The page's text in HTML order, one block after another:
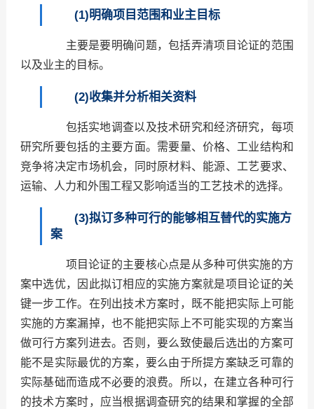
(1)明确项目范围和业主目标
主要是要明确问题，包括弄清项目论证的范围
以及业主的目标。
(2)收集并分析相关资料
包括实地调查以及技术研究和经济研究，每项
研究所要包括的主要方面。需要量、价格、工业结构和
竞争将决定市场机会，同时原材料、能源、工艺要求、
运输、人力和外围工程又影响适当的工艺技术的选择。
(3)拟订多种可行的能够相互替代的实施方
案
项目论证的主要核心点是从多种可供实施的方
案中选优，因此拟订相应的实施方案就是项目论证的关
键一步工作。在列出技术方案时，既不能把实际上可能
实施的方案漏掉，也不能把实际上不可能实现的方案当
做可行方案列进去。否则，要么致使最后选出的方案可
能不是实际最优的方案，要么由于所提方案缺乏可靠的
实际基础而造成不必要的浪费。所以，在建立各种可行
的技术方案时，应当根据调查研究的结果和掌握的全部